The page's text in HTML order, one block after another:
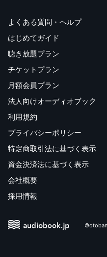
よくある質問・ヘルプ
はじめてガイド
聴き放題プラン
チケットプラン
月額会員プラン
法人向けオーディオブック
利用規約
プライバシーポリシー
特定商取引法に基づく表示
資金決済法に基づく表示
会社概要
採用情報